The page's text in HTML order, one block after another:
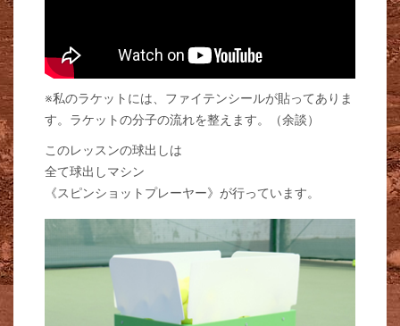
※私のラケットには、ファイテンシールが貼ってありま
す。ラケットの分子の流れを整えます。（余談）
このレッスンの球出しは
全て球出しマシン
《スピンショットプレーヤー》が行っています。